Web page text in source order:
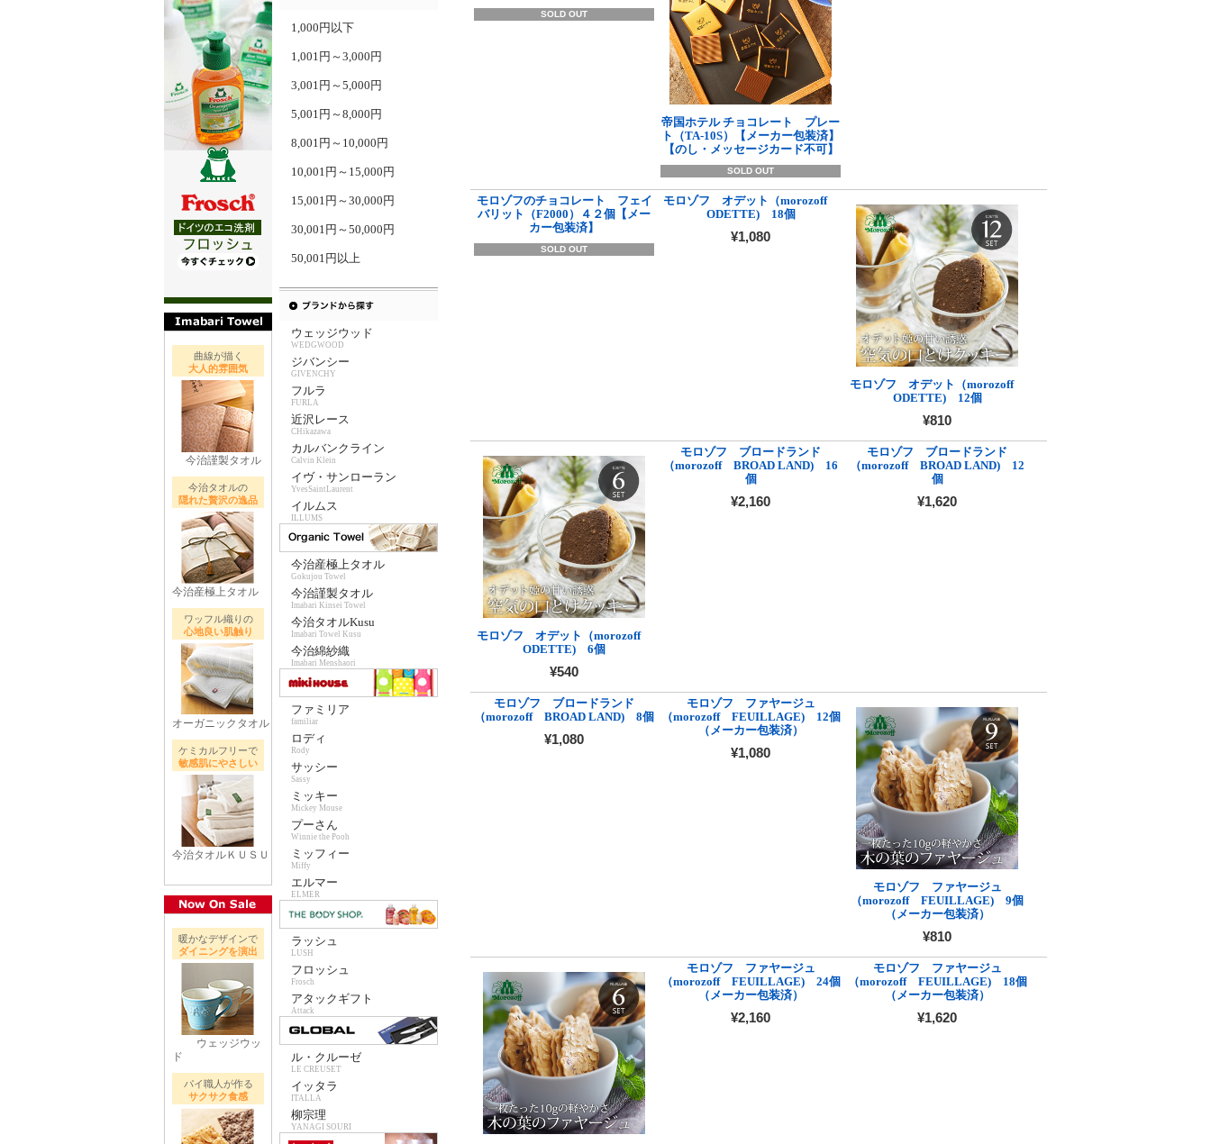
曲線が描く
大人的雰囲気
今治謹製タオル
今治タオルの
隠れた贅沢の逸品
今治産極上タオル
ワッフル織りの
心地良い肌触り
オーガニックタオル
ケミカルフリーで
敏感肌にやさしい
今治タオルＫＵＳＵ
暖かなデザインで
ダイニングを演出
ウェッジウッ
ド
パイ職人が作る
サクサク食感
1,000円以下
1,001円～3,000円
3,001円～5,000円
5,001円～8,000円
8,001円～10,000円
10,001円～15,000円
15,001円～30,000円
30,001円～50,000円
50,001円以上
ウェッジウッド
WEDGWOOD
ジバンシー
GIVENCHY
フルラ
FURLA
近沢レース
CHikazawa
カルバンクライン
Calvin Klein
イヴ・サンローラン
YvesSaintLaurent
イルムス
ILLUMS
今治産極上タオル
Gokujou Towel
今治謹製タオル
Imabari Kinsei Towel
今治タオルKusu
Imabari Towel Kusu
今治綿紗織
Imabari Menshaori
ファミリア
familiar
ロディ
Rody
サッシー
Sassy
ミッキー
Mickey Mouse
プーさん
Winnie the Pooh
ミッフィー
Miffy
エルマー
ELMER
ラッシュ
LUSH
フロッシュ
Frosch
アタックギフト
Attack
ル・クルーゼ
LE CREUSET
イッタラ
ITALLA
柳宗理
YANAGI SOURI
SOLD OUT
帝国ホテル チョコレート プレー
ト（TA-10S）【メーカー包装済】
【のし・メッセージカード不可】
SOLD OUT
モロゾフのチョコレート フェイ
バリット（F2000）４２個【メー
カー包装済】
SOLD OUT
モロゾフ オデット（morozoff
ODETTE) 18個
¥1,080
モロゾフ オデット（morozoff
ODETTE) 12個
¥810
モロゾフ オデット（morozoff
ODETTE) 6個
¥540
モロゾフ ブロードランド
（morozoff BROAD LAND) 16
個
¥2,160
モロゾフ ブロードランド
（morozoff BROAD LAND) 12
個
¥1,620
モロゾフ ブロードランド
（morozoff BROAD LAND) 8個
¥1,080
モロゾフ ファヤージュ
（morozoff FEUILLAGE) 12個
（メーカー包装済）
¥1,080
モロゾフ ファヤージュ
（morozoff FEUILLAGE) 9個
（メーカー包装済）
¥810
モロゾフ ファヤージュ
（morozoff FEUILLAGE) 24個
（メーカー包装済）
¥2,160
モロゾフ ファヤージュ
（morozoff FEUILLAGE) 18個
（メーカー包装済）
¥1,620